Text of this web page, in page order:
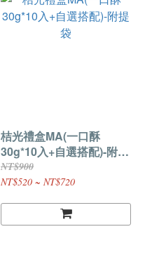
桔光禮盒MA(一口酥
30g*10入+自選搭配)-附提
袋
NT$900
NT$520 ~ NT$720